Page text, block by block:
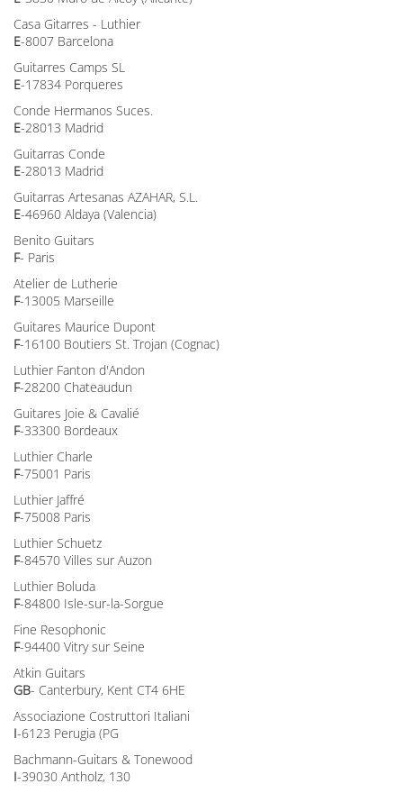
Casa Gitarres - Luthier
E-8007 Barcelona
Guitarres Camps SL
E-17834 Porqueres
Conde Hermanos Suces.
E-28013 Madrid
Guitarras Conde
E-28013 Madrid
Guitarras Artesanas AZAHAR, S.L.
E-46960 Aldaya (Valencia)
Benito Guitars
F- Paris
Atelier de Lutherie
F-13005 Marseille
Guitares Maurice Dupont
F-16100 Boutiers St. Trojan (Cognac)
Luthier Fanton d'Andon
F-28200 Chateaudun
Guitares Joie & Cavalié
F-33300 Bordeaux
Luthier Charle
F-75001 Paris
Luthier Jaffré
F-75008 Paris
Luthier Schuetz
F-84570 Villes sur Auzon
Luthier Boluda
F-84800 Isle-sur-la-Sorgue
Fine Resophonic
F-94400 Vitry sur Seine
Atkin Guitars
GB- Canterbury, Kent CT4 6HE
Associazione Costruttori Italiani
I-6123 Perugia (PG
Bachmann-Guitars & Tonewood
I-39030 Antholz, 130